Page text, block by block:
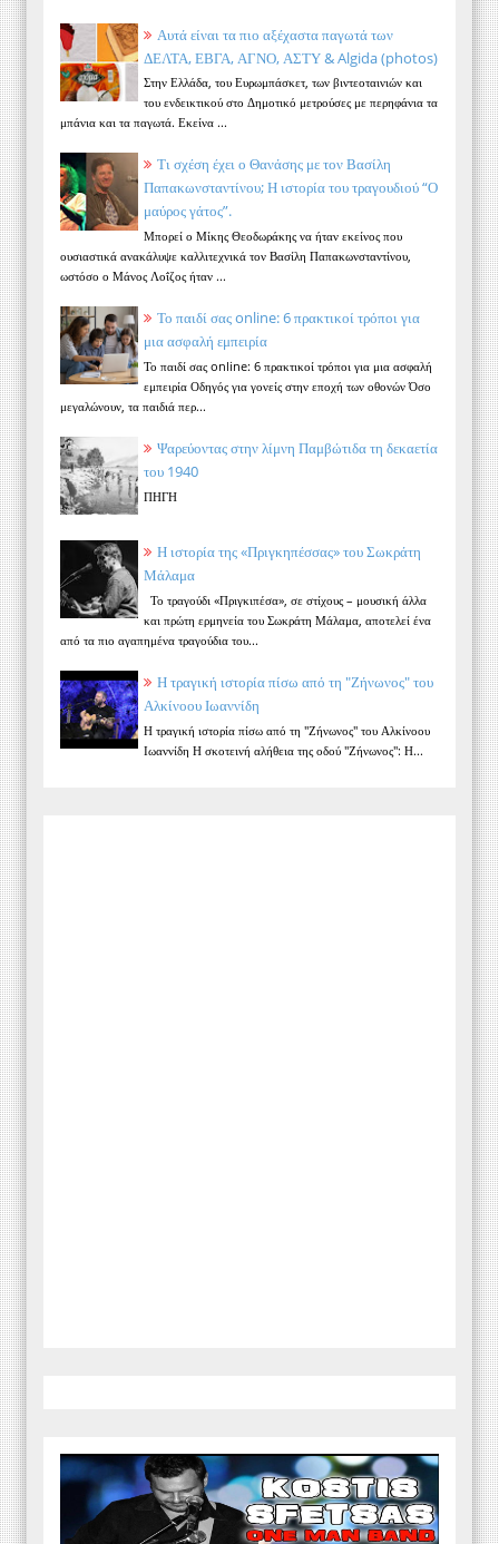
Αυτά είναι τα πιο αξέχαστα παγωτά των
ΔΕΛΤΑ, ΕΒΓΑ, ΑΓΝΟ, ΑΣΤΥ & Algida (photos)
Στην Ελλάδα, του Ευρωμπάσκετ, των βιντεοταινιών και
του ενδεικτικού στο Δημοτικό μετρούσες με περηφάνια τα
μπάνια και τα παγωτά. Εκείνα ...
Τι σχέση έχει ο Θανάσης με τον Βασίλη
Παπακωνσταντίνου; Η ιστορία του τραγουδιού “Ο
μαύρος γάτος”.
Μπορεί ο Μίκης Θεοδωράκης να ήταν εκείνος που
ουσιαστικά ανακάλυψε καλλιτεχνικά τον Βασίλη Παπακωνσταντίνου,
ωστόσο ο Μάνος Λοΐζος ήταν ...
Το παιδί σας online: 6 πρακτικοί τρόποι για
μια ασφαλή εμπειρία
Το παιδί σας online: 6 πρακτικοί τρόποι για μια ασφαλή
εμπειρία Οδηγός για γονείς στην εποχή των οθονών Όσο
μεγαλώνουν, τα παιδιά περ...
Ψαρεύοντας στην λίμνη Παμβώτιδα τη δεκαετία
του 1940
ΠΗΓΗ
Η ιστορία της «Πριγκηπέσσας» του Σωκράτη
Μάλαμα
Το τραγούδι «Πριγκιπέσα», σε στίχους – μουσική άλλα
και πρώτη ερμηνεία του Σωκράτη Μάλαμα, αποτελεί ένα
από τα πιο αγαπημένα τραγούδια του...
Η τραγική ιστορία πίσω από τη "Ζήνωνος" του
Αλκίνοου Ιωαννίδη
Η τραγική ιστορία πίσω από τη "Ζήνωνος" του Αλκίνοου
Ιωαννίδη Η σκοτεινή αλήθεια της οδού "Ζήνωνος": Η...